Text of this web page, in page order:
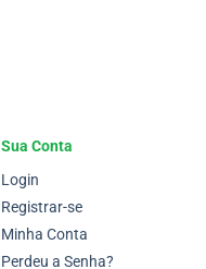
Sua Conta
Login
Registrar-se
Minha Conta
Perdeu a Senha?